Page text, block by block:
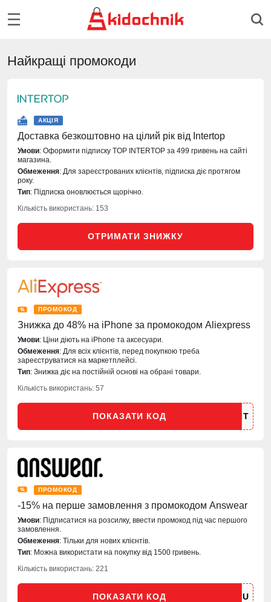
Найкращі промокоди
АКЦІЯ
Доставка безкоштовно на цілий рік від Intertop
Умови: Оформити підписку TOP INTERTOP за 499 гривень на сайті
магазина.
Обмеження: Для зареєстрованих клієнтів, підписка діє протягом
року.
Тип: Підписка оновлюється щорічно.
Кількість використань: 153
ОТРИМАТИ ЗНИЖКУ
ПРОМОКОД
Знижка до 48% на iPhone за промокодом Aliexpress
Умови: Ціни діють на iPhone та аксесуари.
Обмеження: Для всіх клієнтів, перед покупкою треба
зареєструватися на маркетплейсі.
Тип: Знижка діє на постійній основі на обрані товари.
Кількість використань: 57
ПОКАЗАТИ КОД
ПРОМОКОД
-15% на перше замовлення з промокодом Answear
Умови: Підписатися на розсилку, ввести промокод під час першого
замовлення.
Обмеження: Тільки для нових клієнтів.
Тип: Можна використати на покупку від 1500 гривень.
Кількість використань: 221
ПОКАЗАТИ КОД